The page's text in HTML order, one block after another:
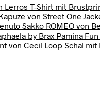
T-Shirt mit
Sakko ROMEO von
Pamina
Loop Schal